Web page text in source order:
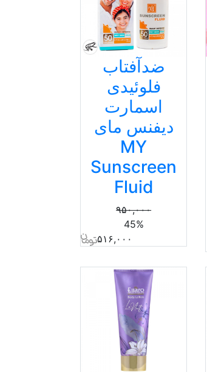
ضدآفتاب
فلوئیدی
اسمارت
دیفنس مای
MY
Sunscreen
Fluid
۹۵۰,۰۰۰
45%
۵۱۶,۰۰۰